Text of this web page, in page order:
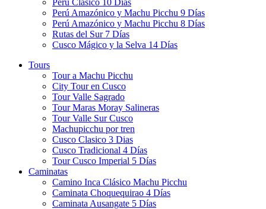
Perú Amazónico y Machu Picchu 9 Días
Perú Amazónico y Machu Picchu 8 Días
Rutas del Sur 7 Días
Cusco Mágico y la Selva 14 Días
Tours
Tour a Machu Picchu
City Tour en Cusco
Tour Valle Sagrado
Tour Maras Moray Salineras
Tour Valle Sur Cusco
Machupicchu por tren
Cusco Clasico 3 Dias
Cusco Tradicional 4 Días
Tour Cusco Imperial 5 Días
Caminatas
Camino Inca Clásico Machu Picchu
Caminata Choquequirao 4 Días
Caminata Ausangate 5 Días